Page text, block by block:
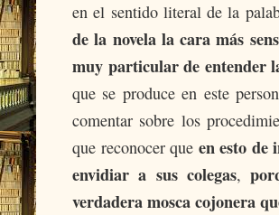
en el sentido literal de la
de la novela la cara más
muy particular de entender
que se produce en este
comentar sobre los
que reconocer que en esto de
envidiar a sus colegas,
verdadera mosca cojonera